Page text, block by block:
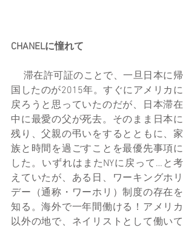
CHANELに憧れて
国したのが2015年。すぐにアメリカに
戻ろうと思っていたのだが、日本滞在
中に最愛の父が死去。そのまま日本に
残り、父親の弔いをするとともに、家
族と時間を過ごすことを最優先事項に
した。いずれはまたNYに戻って…と考
えていたが、ある日、ワーキングホリ
デー（通称・ワーホリ）制度の存在を
知る。海外で一年間働ける！アメリカ
以外の地で、ネイリストとして働いて